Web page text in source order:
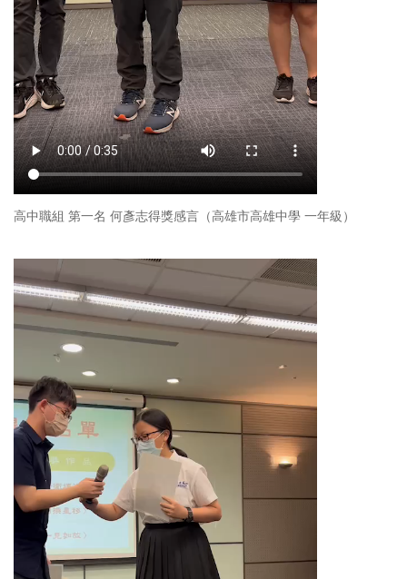
高中職組 第一名 何彥志得獎感言（高雄市高雄中學 一年級）